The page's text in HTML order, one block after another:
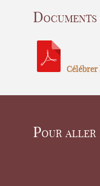
Célébrer
Pour aller